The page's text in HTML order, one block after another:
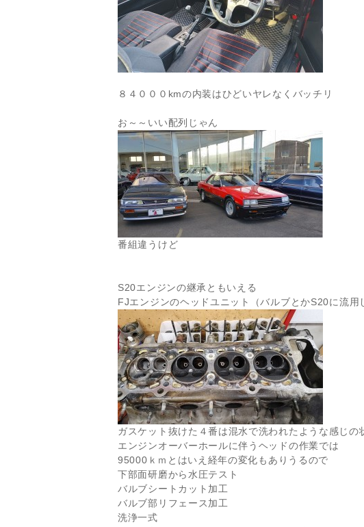
８４０００kmの内装はひどいヤレなくバッチリ
お～～いい配列じゃん
番組違うけど
S20エンジンの継承ともいえる
FJエンジンのヘッドユニット（バルブとかS20に流用
ガスケット抜けた４番は混水で洗われたような感じの
エンジンオーバーホールに伴うヘッドの作業では
95000ｋｍとはいえ経年の変化もありうるので
下部面研磨から水圧テスト
バルブシートカット加工
バルブ部リフェース加工
洗浄一式